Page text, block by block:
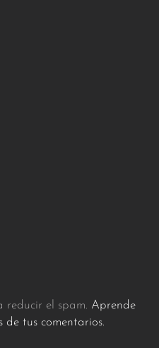
reducir el spam. Aprende
de tus comentarios.